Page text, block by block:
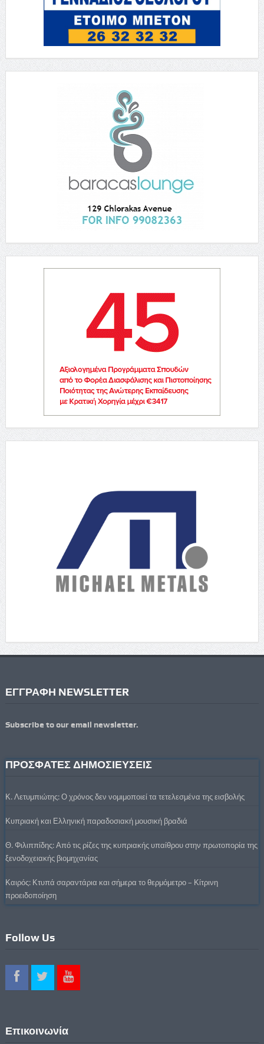
ΕΓΓΡΑΦΗ NEWSLETTER
Subscribe to our email newsletter.
ΠΡΟΣΦΑΤΕΣ ΔΗΜΟΣΙΕΥΣΕΙΣ
Κ. Λετυμπιώτης: Ο χρόνος δεν νομιμοποιεί τα τετελεσμένα της εισβολής
Κυπριακή και Ελληνική παραδοσιακή μουσική βραδιά
Θ. Φιλιππίδης: Από τις ρίζες της κυπριακής υπαίθρου στην πρωτοπορία της
ξενοδοχειακής βιομηχανίας
Καιρός: Κτυπά σαραντάρια και σήμερα το θερμόμετρο – Κίτρινη
προειδοποίηση
Follow Us
Επικοινωνία